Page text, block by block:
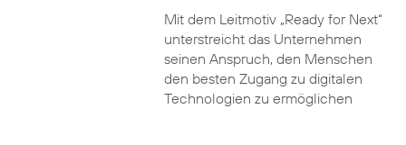
Mit dem Leitmotiv „Ready for Next“
unterstreicht das Unternehmen
seinen Anspruch, den Menschen
den besten Zugang zu digitalen
Technologien zu ermöglichen